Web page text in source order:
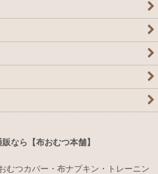
なら【布おむつ本舗】
むつカバー・布ナプキン・トレーニン